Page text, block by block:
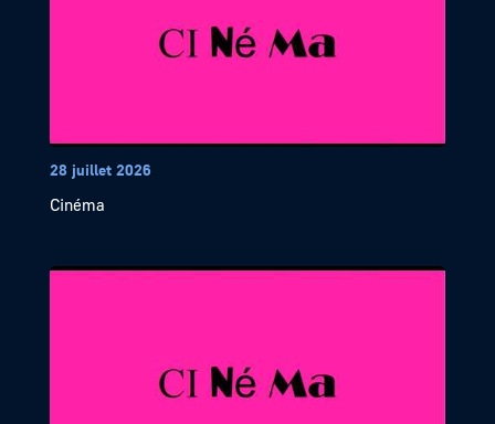
28 juillet 2026
Cinéma